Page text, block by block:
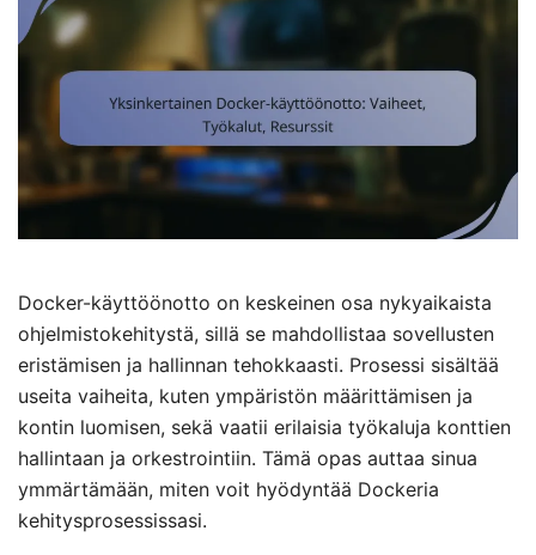
Docker-käyttöönotto on keskeinen osa nykyaikaista
ohjelmistokehitystä, sillä se mahdollistaa sovellusten
eristämisen ja hallinnan tehokkaasti. Prosessi sisältää
useita vaiheita, kuten ympäristön määrittämisen ja
kontin luomisen, sekä vaatii erilaisia työkaluja konttien
hallintaan ja orkestrointiin. Tämä opas auttaa sinua
ymmärtämään, miten voit hyödyntää Dockeria
kehitysprosessissasi.